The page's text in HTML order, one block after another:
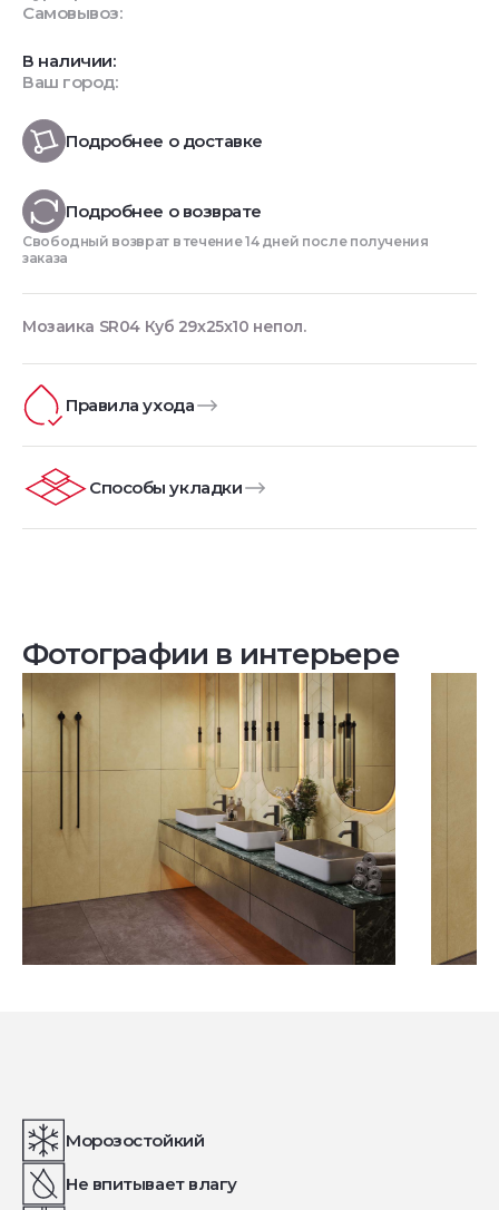
Самовывоз:
В наличии:
Ваш город:
Подробнее о доставке
Подробнее о возврате
Свободный возврат в течение 14 дней после получения
заказа
Мозаика SR04 Куб 29x25x10 непол.
Правила ухода
Способы укладки
Фотографии в интерьере
Посмотреть все проекты
Морозостойкий
Не впитывает влагу